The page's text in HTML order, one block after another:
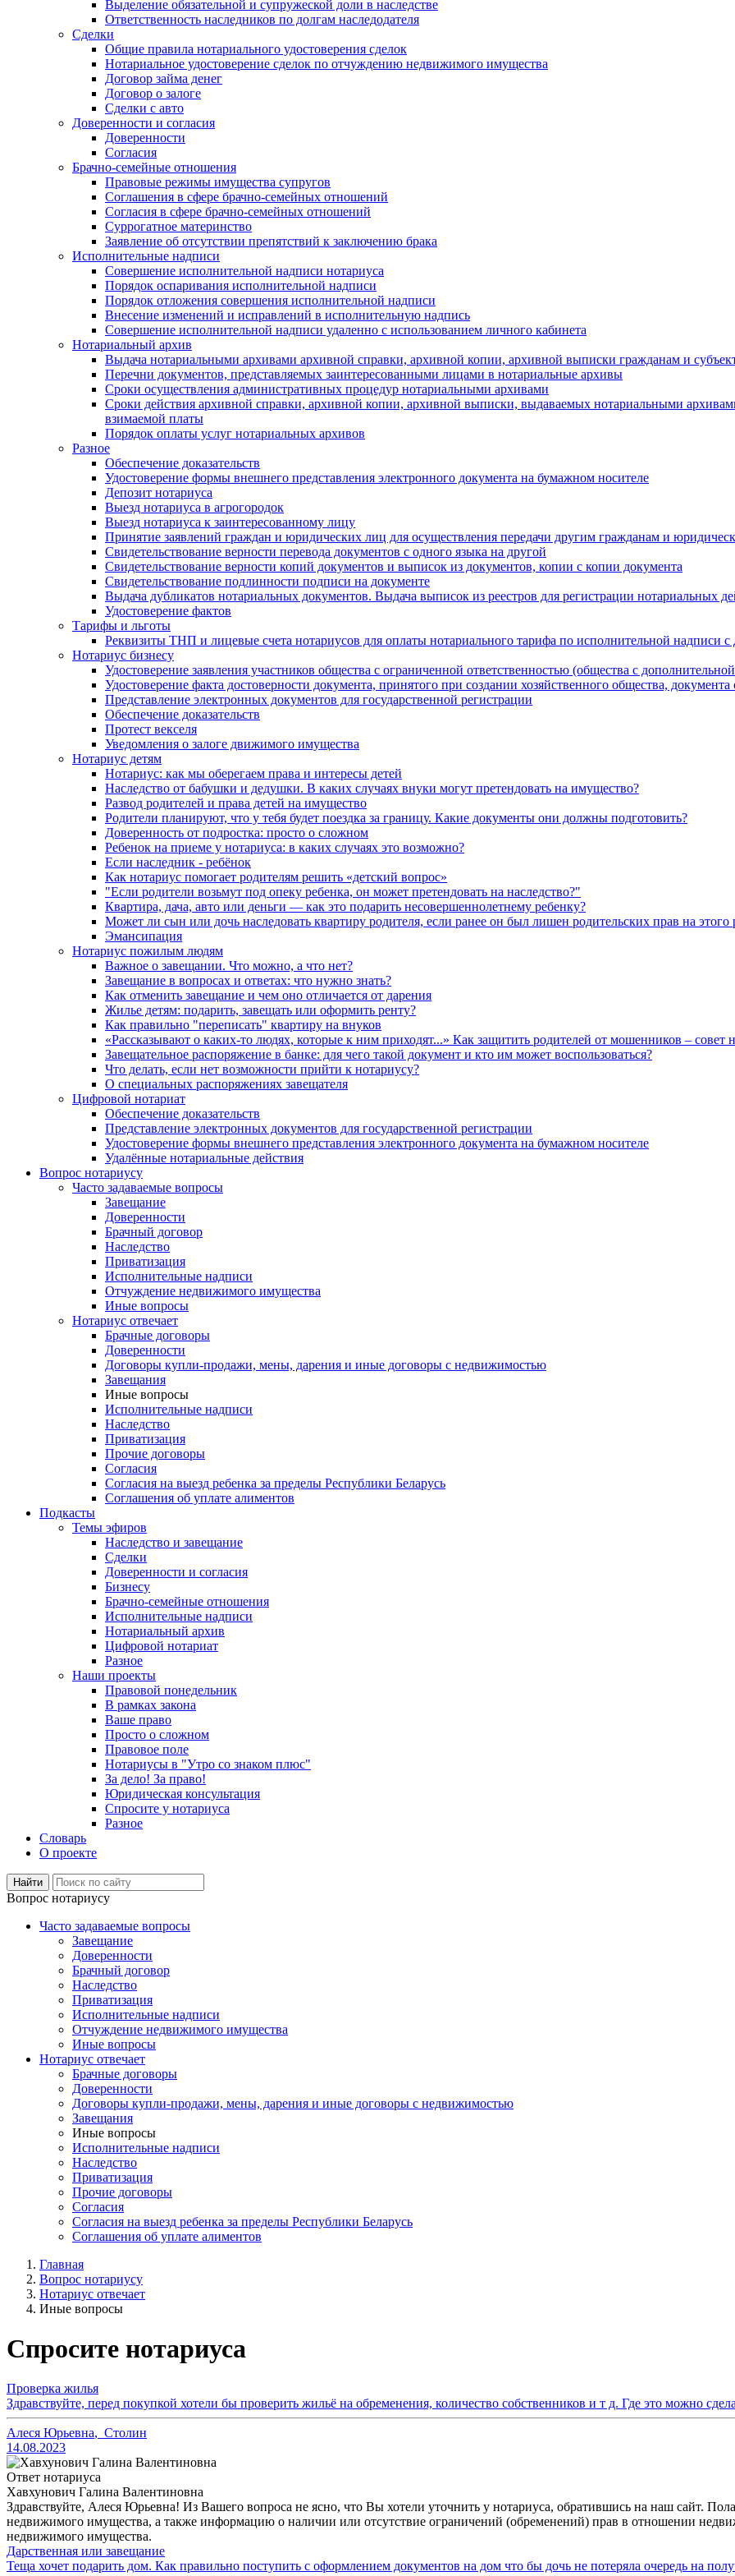
Выделение обязательной и супружеской доли в наследстве
Ответственность наследников по долгам наследодателя
Сделки
Общие правила нотариального удостоверения сделок
Нотариальное удостоверение сделок по отчуждению недвижимого имущества
Договор займа денег
Договор о залоге
Сделки с авто
Доверенности и согласия
Доверенности
Согласия
Брачно-семейные отношения
Правовые режимы имущества супругов
Соглашения в сфере брачно-семейных отношений
Согласия в сфере брачно-семейных отношений
Суррогатное материнство
Заявление об отсутствии препятствий к заключению брака
Исполнительные надписи
Совершение исполнительной надписи нотариуса
Порядок оспаривания исполнительной надписи
Порядок отложения совершения исполнительной надписи
Внесение изменений и исправлений в исполнительную надпись
Совершение исполнительной надписи удаленно с использованием личного кабинета
Нотариальный архив
Выдача нотариальными архивами архивной справки, архивной копии, архивной выписки гражданам и
Перечни документов, представляемых заинтересованными лицами в нотариальные архивы
Сроки осуществления административных процедур нотариальными архивами
Сроки действия архивной справки, архивной копии, архивной выписки, выдаваемых нотариальными
взимаемой платы
Порядок оплаты услуг нотариальных архивов
Разное
Обеспечение доказательств
Удостоверение формы внешнего представления электронного документа на бумажном носителе
Депозит нотариуса
Выезд нотариуса в агрогородок
Выезд нотариуса к заинтересованному лицу
Принятие заявлений граждан и юридических лиц для осуществления передачи другим гражданам и
Свидетельствование верности перевода документов с одного языка на другой
Свидетельствование верности копий документов и выписок из документов, копии с копии документа
Свидетельствование подлинности подписи на документе
Выдача дубликатов нотариальных документов. Выдача выписок из реестров для регистрации нотариальных
Удостоверение фактов
Тарифы и льготы
Реквизиты ТНП и лицевые счета нотариусов для оплаты нотариального тарифа по исполнительной надписи с
Нотариус бизнесу
Удостоверение заявления участников общества с ограниченной ответственностью (общества с
Удостоверение факта достоверности документа, принятого при создании хозяйственного общества,
Представление электронных документов для государственной регистрации
Обеспечение доказательств
Протест векселя
Уведомления о залоге движимого имущества
Нотариус детям
Нотариус: как мы оберегаем права и интересы детей
Наследство от бабушки и дедушки. В каких случаях внуки могут претендовать на имущество?
Развод родителей и права детей на имущество
Родители планируют, что у тебя будет поездка за границу. Какие документы они должны подготовить?
Доверенность от подростка: просто о сложном
Ребенок на приеме у нотариуса: в каких случаях это возможно?
Если наследник - ребёнок
Как нотариус помогает родителям решить «детский вопрос»
"Если родители возьмут под опеку ребенка, он может претендовать на наследство?"
Квартира, дача, авто или деньги — как это подарить несовершеннолетнему ребенку?
Может ли сын или дочь наследовать квартиру родителя, если ранее он был лишен родительских прав на этого
Эмансипация
Нотариус пожилым людям
Важное о завещании. Что можно, а что нет?
Завещание в вопросах и ответах: что нужно знать?
Как отменить завещание и чем оно отличается от дарения
Жилье детям: подарить, завещать или оформить ренту?
Как правильно "переписать" квартиру на внуков
«Рассказывают о каких-то людях, которые к ним приходят...» Как защитить родителей от мошенников – совет
Завещательное распоряжение в банке: для чего такой документ и кто им может воспользоваться?
Что делать, если нет возможности прийти к нотариусу?
О специальных распоряжениях завещателя
Цифровой нотариат
Обеспечение доказательств
Представление электронных документов для государственной регистрации
Удостоверение формы внешнего представления электронного документа на бумажном носителе
Удалённые нотариальные действия
Вопрос нотариусу
Часто задаваемые вопросы
Завещание
Доверенности
Брачный договор
Наследство
Приватизация
Исполнительные надписи
Отчуждение недвижимого имущества
Иные вопросы
Нотариус отвечает
Брачные договоры
Доверенности
Договоры купли-продажи, мены, дарения и иные договоры с недвижимостью
Завещания
Иные вопросы
Исполнительные надписи
Наследство
Приватизация
Прочие договоры
Согласия
Согласия на выезд ребенка за пределы Республики Беларусь
Соглашения об уплате алиментов
Подкасты
Темы эфиров
Наследство и завещание
Сделки
Доверенности и согласия
Бизнесу
Брачно-семейные отношения
Исполнительные надписи
Нотариальный архив
Цифровой нотариат
Разное
Наши проекты
Правовой понедельник
В рамках закона
Ваше право
Просто о сложном
Правовое поле
Нотариусы в "Утро со знаком плюс"
За дело! За право!
Юридическая консультация
Спросите у нотариуса
Разное
Словарь
О проекте
Вопрос нотариусу
Часто задаваемые вопросы
Завещание
Доверенности
Брачный договор
Наследство
Приватизация
Исполнительные надписи
Отчуждение недвижимого имущества
Иные вопросы
Нотариус отвечает
Брачные договоры
Доверенности
Договоры купли-продажи, мены, дарения и иные договоры с недвижимостью
Завещания
Иные вопросы
Исполнительные надписи
Наследство
Приватизация
Прочие договоры
Согласия
Согласия на выезд ребенка за пределы Республики Беларусь
Соглашения об уплате алиментов
Главная
Вопрос нотариусу
Нотариус отвечает
Иные вопросы
Спросите нотариуса
Проверка жилья
Здравствуйте, перед покупкой хотели бы проверить жильё на обременения, количество собственников и т д. Где это можно
Алеся Юрьевна, Столин
14.08.2023
Ответ нотариуса
Хавхунович Галина Валентиновна
Здравствуйте, Алеся Юрьевна! Из Вашего вопроса не ясно, что Вы хотели уточнить у нотариуса, обратившись на наш сайт.
недвижимого имущества, а также информацию о наличии или отсутствие ограничений (обременений) прав в отношении
недвижимого имущества.
Дарственная или завещание
Теща хочет подарить дом. Как правильно поступить с оформлением документов на дом что бы дочь не потеряла очередь на